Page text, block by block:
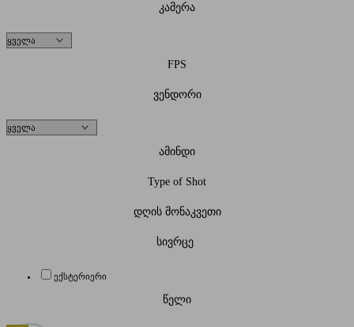
კამერა
FPS
ვენდორი
ამინდი
Type of Shot
დღის მონაკვეთი
სივრცე
ექსტერიერი
წელი